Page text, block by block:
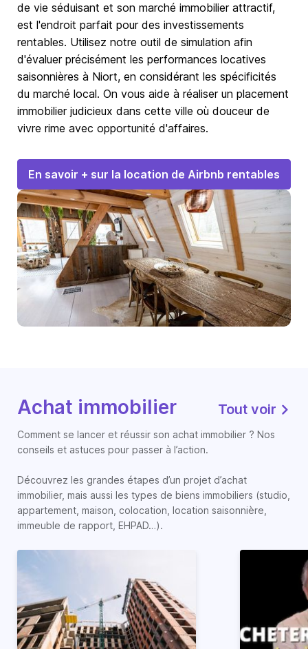
de vie séduisant et son marché immobilier attractif,
est l'endroit parfait pour des investissements
rentables. Utilisez notre outil de simulation afin
d'évaluer précisément les performances locatives
saisonnières à Niort, en considérant les spécificités
du marché local. On vous aide à réaliser un placement
immobilier judicieux dans cette ville où douceur de
vivre rime avec opportunité d'affaires.
En savoir + sur la location de Airbnb rentables
Achat immobilier Tout voir
Comment se lancer et réussir son achat immobilier ? Nos
conseils et astuces pour passer à l’action.
Découvrez les grandes étapes d’un projet d’achat
immobilier, mais aussi les types de biens immobiliers (studio,
appartement, maison, colocation, location saisonnière,
immeuble de rapport, EHPAD…).